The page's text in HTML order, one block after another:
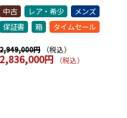
中古 レア・希少
メンズ
保証書
箱 タイムセール
2,949,000円 （税込）
2,836,000円 （税込）